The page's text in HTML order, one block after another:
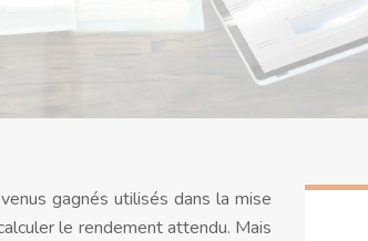
gagnés utilisés dans la mise
le rendement attendu. Mais